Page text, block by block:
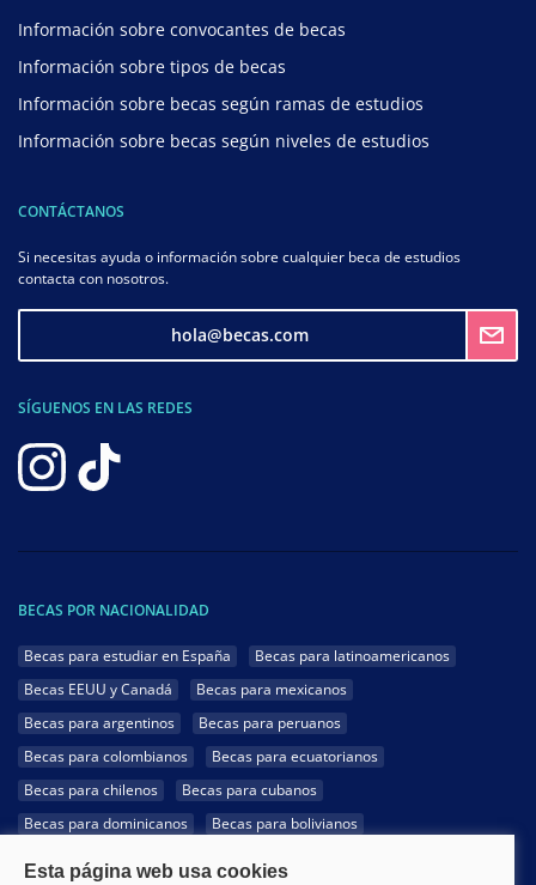
Información sobre convocantes de becas
Información sobre tipos de becas
Información sobre becas según ramas de estudios
Información sobre becas según niveles de estudios
CONTÁCTANOS
Si necesitas ayuda o información sobre cualquier beca de estudios
contacta con nosotros.
hola@becas.com
SÍGUENOS EN LAS REDES
BECAS POR NACIONALIDAD
Becas para estudiar en España
Becas para latinoamericanos
Becas EEUU y Canadá
Becas para mexicanos
Becas para argentinos
Becas para peruanos
Becas para colombianos
Becas para ecuatorianos
Becas para chilenos
Becas para cubanos
Becas para dominicanos
Becas para bolivianos